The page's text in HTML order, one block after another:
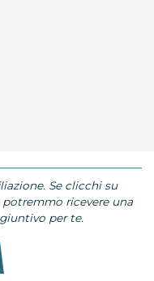
Se clicchi su
ricevere una
per te.